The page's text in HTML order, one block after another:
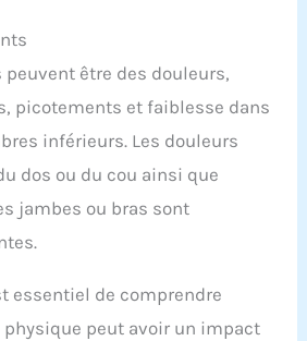
peuvent être des douleurs,
picotements et faiblesse dans
inférieurs. Les douleurs
dos ou du cou ainsi que
jambes ou bras sont
essentiel de comprendre
physique peut avoir un impact